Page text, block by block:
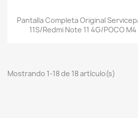
Pantalla Completa Original
11S/Redmi Note 11 4G/POCO
Mostrando 1-18 de 18 artículo(s)